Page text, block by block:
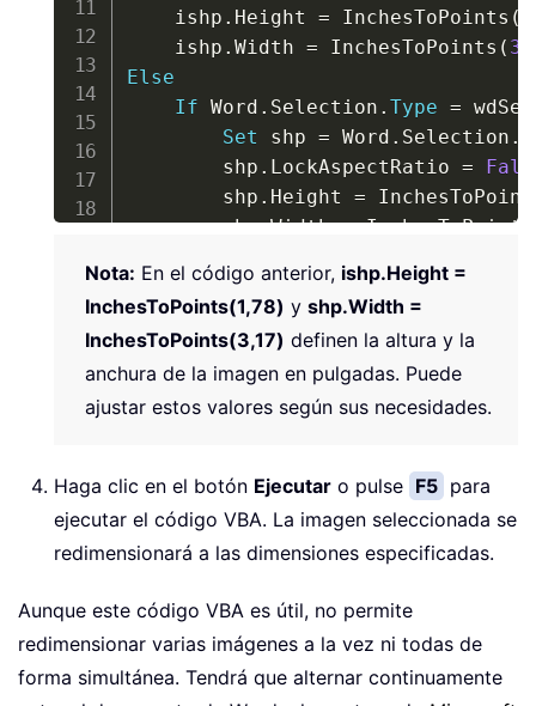
    ishp
. Height = InchesToPoints (
    ishp
. Width = InchesToPoints (
Else
If Word . Selection . Type =
Set shp = Word . Selection .
        shp
. LockAspectRatio =
        shp
. Height =
        shp
.Width = InchesToPoints
End If
End Sub
Nota: En el código anterior, ishp.Height =
InchesToPoints(1,78) y shp.Width =
InchesToPoints(3,17) definen la altura y la
anchura de la imagen en pulgadas. Puede
ajustar estos valores según sus necesidades.
Haga clic en el botón Ejecutar o pulse F5 para
ejecutar el código VBA. La imagen seleccionada se
redimensionará a las dimensiones especificadas.
Aunque este código VBA es útil, no permite
redimensionar varias imágenes a la vez ni todas de
forma simultánea. Tendrá que alternar continuamente